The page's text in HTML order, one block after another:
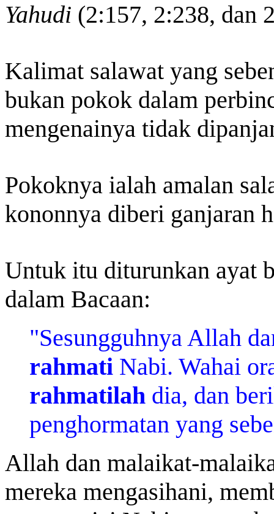
Yahudi (2:157, 2:238, dan
Kalimat salawat yang
bukan pokok dalam
mengenainya tidak
Pokoknya ialah amalan
kononnya diberi ganjaran
Untuk itu diturunkan ayat
dalam Bacaan:
"Sesungguhnya Allah
rahmati Nabi. Wahai
rahmatilah dia, dan
penghormatan yang
Allah dan malaikat-
mereka mengasihani,